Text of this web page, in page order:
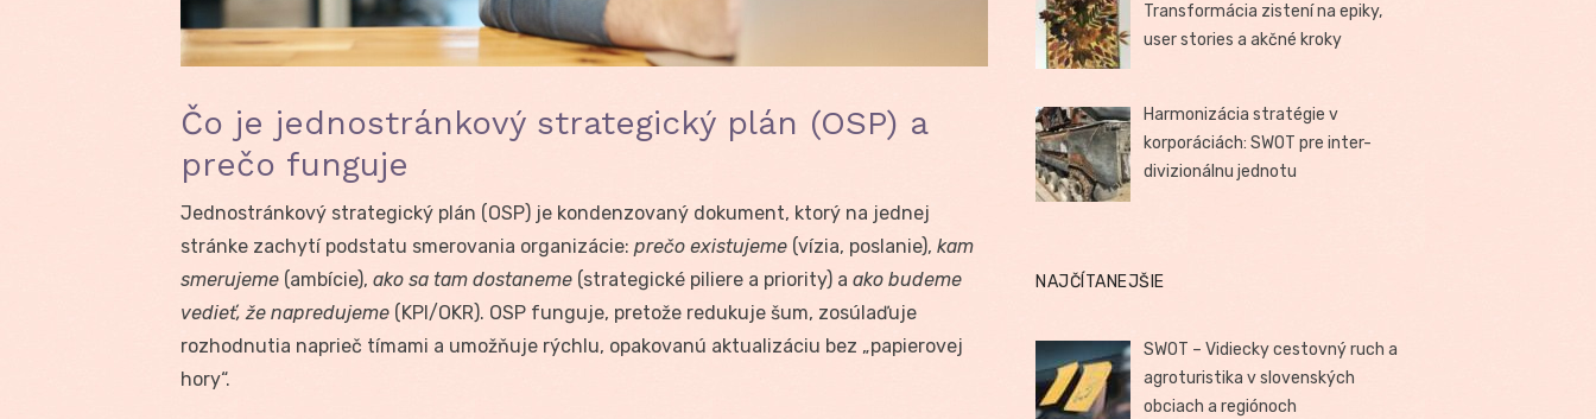
Čo je jednostránkový strategický plán (OSP) a
prečo funguje
Jednostránkový strategický plán (OSP) je kondenzovaný dokument, ktorý na jednej
stránke zachytí podstatu smerovania organizácie: prečo existujeme (vízia, poslanie), kam
smerujeme (ambície), ako sa tam dostaneme (strategické piliere a priority) a ako budeme
vedieť, že napredujeme (KPI/OKR). OSP funguje, pretože redukuje šum, zosúlaďuje
rozhodnutia naprieč tímami a umožňuje rýchlu, opakovanú aktualizáciu bez „papierovej
hory“.
Transformácia zistení na epiky,
user stories a akčné kroky
Harmonizácia stratégie v
korporáciách: SWOT pre inter-
divizionálnu jednotu
NAJČÍTANEJŠIE
SWOT – Vidiecky cestovný ruch a
agroturistika v slovenských
obciach a regiónoch